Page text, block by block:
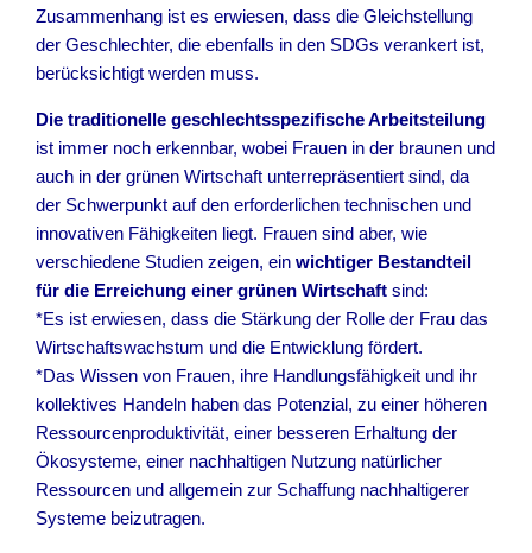
Zusammenhang ist es erwiesen, dass die Gleichstellung
der Geschlechter, die ebenfalls in den SDGs verankert ist,
berücksichtigt werden muss.
Die traditionelle geschlechtsspezifische Arbeitsteilung
ist immer noch erkennbar, wobei Frauen in der braunen und
auch in der grünen Wirtschaft unterrepräsentiert sind, da
der Schwerpunkt auf den erforderlichen technischen und
innovativen Fähigkeiten liegt. Frauen sind aber, wie
verschiedene Studien zeigen, ein wichtiger Bestandteil
für die Erreichung einer grünen Wirtschaft sind:
*Es ist erwiesen, dass die Stärkung der Rolle der Frau das
Wirtschaftswachstum und die Entwicklung fördert.
*Das Wissen von Frauen, ihre Handlungsfähigkeit und ihr
kollektives Handeln haben das Potenzial, zu einer höheren
Ressourcenproduktivität, einer besseren Erhaltung der
Ökosysteme, einer nachhaltigen Nutzung natürlicher
Ressourcen und allgemein zur Schaffung nachhaltigerer
Systeme beizutragen.